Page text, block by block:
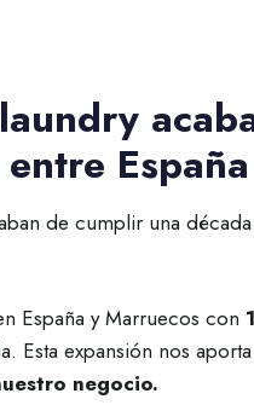
de cumplir una
España y Marruecos con
Esta expansión nos
negocio.